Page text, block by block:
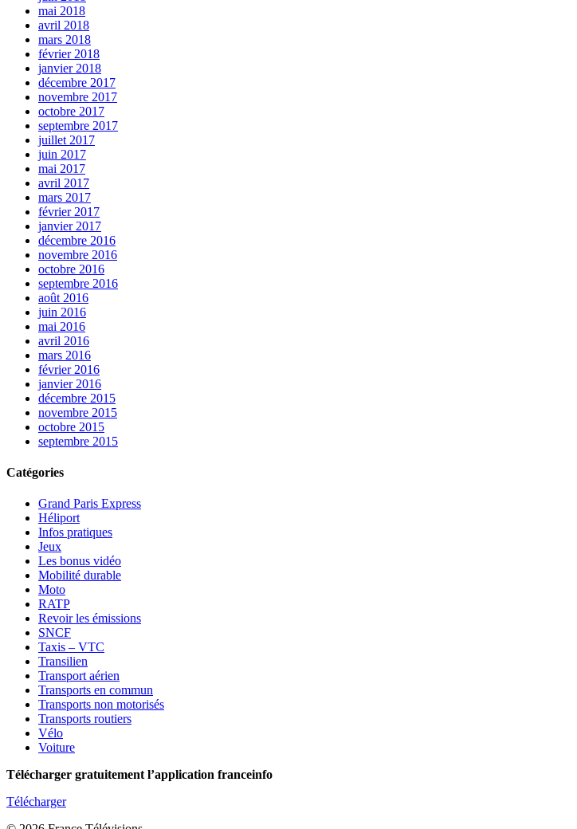
mai 2018
avril 2018
mars 2018
février 2018
janvier 2018
décembre 2017
novembre 2017
octobre 2017
septembre 2017
juillet 2017
juin 2017
mai 2017
avril 2017
mars 2017
février 2017
janvier 2017
décembre 2016
novembre 2016
octobre 2016
septembre 2016
août 2016
juin 2016
mai 2016
avril 2016
mars 2016
février 2016
janvier 2016
décembre 2015
novembre 2015
octobre 2015
septembre 2015
Catégories
Grand Paris Express
Héliport
Infos pratiques
Jeux
Les bonus vidéo
Mobilité durable
Moto
RATP
Revoir les émissions
SNCF
Taxis – VTC
Transilien
Transport aérien
Transports en commun
Transports non motorisés
Transports routiers
Vélo
Voiture
Télécharger gratuitement l’application franceinfo
Télécharger